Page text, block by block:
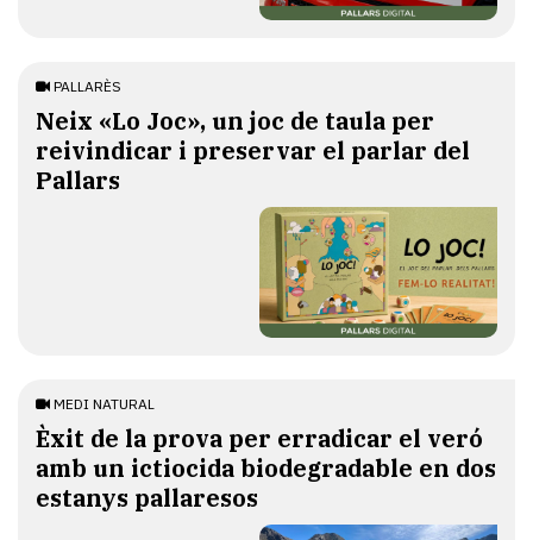
PALLARÈS
​Neix «Lo Joc», un joc de taula per
reivindicar i preservar el parlar del
Pallars
MEDI NATURAL
Èxit de la prova per erradicar el veró
amb un ictiocida biodegradable en dos
estanys pallaresos